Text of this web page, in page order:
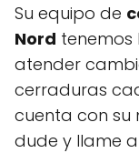
Su equipo de
Nord tenemos
atender
cerraduras
cuenta con su
dude y llame